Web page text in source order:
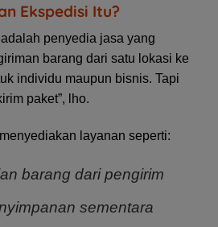
Ekspedisi Itu?
penyedia jasa yang
barang dari satu lokasi ke
individu maupun bisnis. Tapi
paket”, lho.
layanan seperti:
barang dari pengirim
sementara